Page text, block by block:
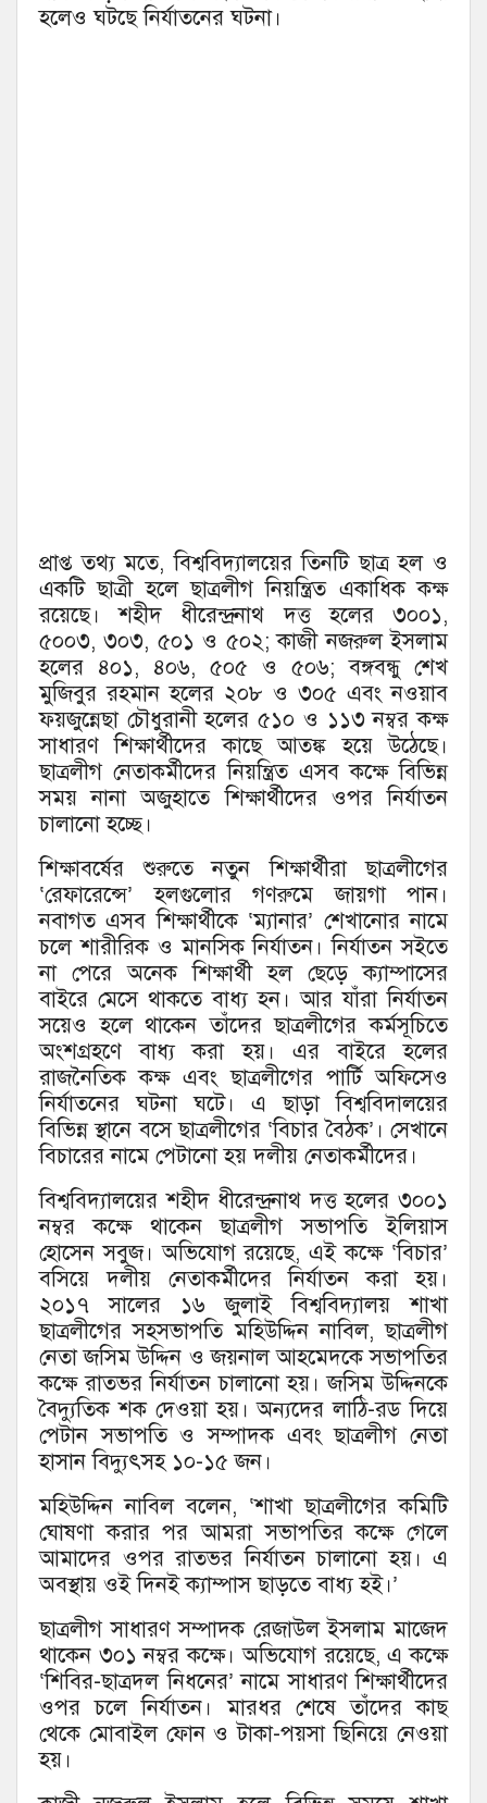
হলেও ঘটছে নির্যাতনের ঘটনা।
প্রাপ্ত তথ্য মতে, বিশ্ববিদ্যালয়ের তিনটি ছাত্র হল ও
একটি ছাত্রী হলে ছাত্রলীগ নিয়ন্ত্রিত একাধিক কক্ষ
রয়েছে। শহীদ ধীরেন্দ্রনাথ দত্ত হলের ৩০০১,
৫০০৩, ৩০৩, ৫০১ ও ৫০২; কাজী নজরুল ইসলাম
হলের ৪০১, ৪০৬, ৫০৫ ও ৫০৬; বঙ্গবন্ধু শেখ
মুজিবুর রহমান হলের ২০৮ ও ৩০৫ এবং নওয়াব
ফয়জুন্নেছা চৌধুরানী হলের ৫১০ ও ১১৩ নম্বর কক্ষ
সাধারণ শিক্ষার্থীদের কাছে আতঙ্ক হয়ে উঠেছে।
ছাত্রলীগ নেতাকর্মীদের নিয়ন্ত্রিত এসব কক্ষে বিভিন্ন
সময় নানা অজুহাতে শিক্ষার্থীদের ওপর নির্যাতন
চালানো হচ্ছে।
শিক্ষাবর্ষের শুরুতে নতুন শিক্ষার্থীরা ছাত্রলীগের
‘রেফারেন্সে’ হলগুলোর গণরুমে জায়গা পান।
নবাগত এসব শিক্ষার্থীকে ‘ম্যানার’ শেখানোর নামে
চলে শারীরিক ও মানসিক নির্যাতন। নির্যাতন সইতে
না পেরে অনেক শিক্ষার্থী হল ছেড়ে ক্যাম্পাসের
বাইরে মেসে থাকতে বাধ্য হন। আর যাঁরা নির্যাতন
সয়েও হলে থাকেন তাঁদের ছাত্রলীগের কর্মসূচিতে
অংশগ্রহণে বাধ্য করা হয়। এর বাইরে হলের
রাজনৈতিক কক্ষ এবং ছাত্রলীগের পার্টি অফিসেও
নির্যাতনের ঘটনা ঘটে। এ ছাড়া বিশ্ববিদালয়ের
বিভিন্ন স্থানে বসে ছাত্রলীগের ‘বিচার বৈঠক’। সেখানে
বিচারের নামে পেটানো হয় দলীয় নেতাকর্মীদের।
বিশ্ববিদ্যালয়ের শহীদ ধীরেন্দ্রনাথ দত্ত হলের ৩০০১
নম্বর কক্ষে থাকেন ছাত্রলীগ সভাপতি ইলিয়াস
হোসেন সবুজ। অভিযোগ রয়েছে, এই কক্ষে ‘বিচার’
বসিয়ে দলীয় নেতাকর্মীদের নির্যাতন করা হয়।
২০১৭ সালের ১৬ জুলাই বিশ্ববিদ্যালয় শাখা
ছাত্রলীগের সহসভাপতি মহিউদ্দিন নাবিল, ছাত্রলীগ
নেতা জসিম উদ্দিন ও জয়নাল আহমেদকে সভাপতির
কক্ষে রাতভর নির্যাতন চালানো হয়। জসিম উদ্দিনকে
বৈদ্যুতিক শক দেওয়া হয়। অন্যদের লাঠি-রড দিয়ে
পেটান সভাপতি ও সম্পাদক এবং ছাত্রলীগ নেতা
হাসান বিদ্যুৎসহ ১০-১৫ জন।
মহিউদ্দিন নাবিল বলেন, ‘শাখা ছাত্রলীগের কমিটি
ঘোষণা করার পর আমরা সভাপতির কক্ষে গেলে
আমাদের ওপর রাতভর নির্যাতন চালানো হয়। এ
অবস্থায় ওই দিনই ক্যাম্পাস ছাড়তে বাধ্য হই।’
ছাত্রলীগ সাধারণ সম্পাদক রেজাউল ইসলাম মাজেদ
থাকেন ৩০১ নম্বর কক্ষে। অভিযোগ রয়েছে, এ কক্ষে
‘শিবির-ছাত্রদল নিধনের’ নামে সাধারণ শিক্ষার্থীদের
ওপর চলে নির্যাতন। মারধর শেষে তাঁদের কাছ
থেকে মোবাইল ফোন ও টাকা-পয়সা ছিনিয়ে নেওয়া
হয়।